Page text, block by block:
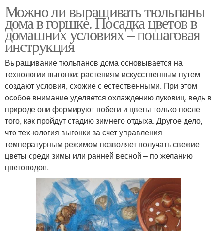
Можно ли выращивать тюльпаны
дома в горшке. Посадка цветов в
домашних условиях – пошаговая
инструкция
Выращивание тюльпанов дома основывается на
технологии выгонки: растениям искусственным путем
создают условия, схожие с естественными. При этом
особое внимание уделяется охлаждению луковиц, ведь в
природе они формируют побеги и цветы только после
того, как пройдут стадию зимнего отдыха. Другое дело,
что технология выгонки за счет управления
температурным режимом позволяет получать свежие
цветы среди зимы или ранней весной – по желанию
цветоводов.